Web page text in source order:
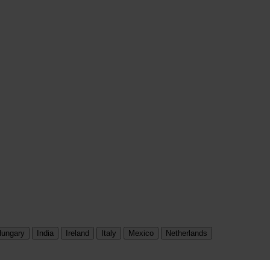
India Ireland Italy Mexico Netherlands